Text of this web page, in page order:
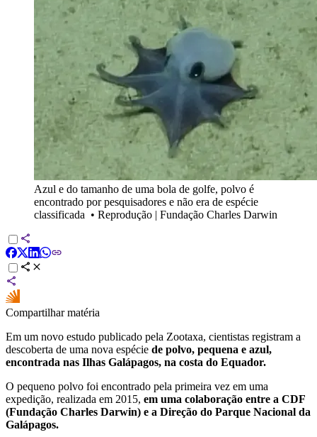
Azul e do tamanho de uma bola de golfe, polvo é
encontrado por pesquisadores e não era de espécie
classificada • Reprodução | Fundação Charles Darwin
Compartilhar matéria
Em um novo estudo publicado pela Zootaxa, cientistas registram a
descoberta de uma nova espécie de polvo, pequena e azul,
encontrada nas Ilhas Galápagos, na costa do Equador.
O pequeno polvo foi encontrado pela primeira vez em uma
expedição, realizada em 2015, em uma colaboração entre a CDF
(Fundação Charles Darwin) e a Direção do Parque Nacional da
Galápagos.